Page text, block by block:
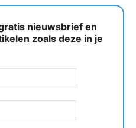
nieuwsbrief en
zoals deze in je